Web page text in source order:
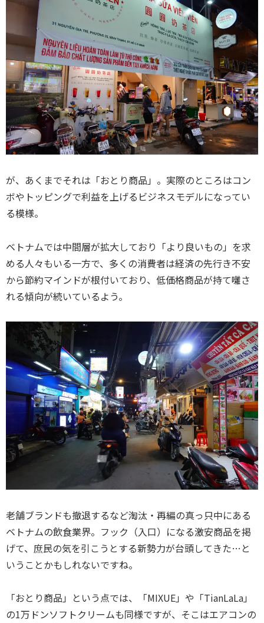
が、あくまでそれは「おとり商品」。実際のところはコン
ボやトッピングで利益を上げるビジネスモデルになってい
る模様。
ベトナムでは中間層が拡大しており「より良いもの」を求
める人々もいる一方で、多くの消費者は​経済の先行き不安
から節約マインドが根付いており、低価格商品が持て囃さ
れる傾向が続いているよう。
老舗ブランドも撤退するなど淘汰・再編の真っ只中にある
ベトナムの飲食業界。フック（入口）になる激安商品を掲
げて、庶民の気を引こうとする新勢力が台頭してきた…と
いうことかもしれないですね。
「おとり商品」という点では、「MIXUE」や「TianLaLa」
の1万ドンソフトクリームも同様ですが、そこはエアコンの